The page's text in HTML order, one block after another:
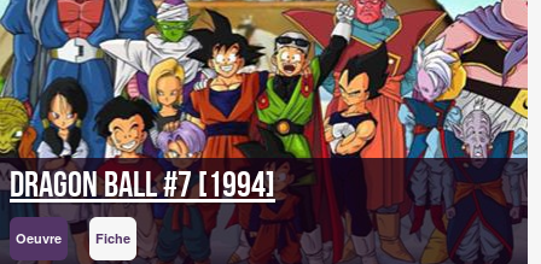
Dragon Ball #7 [1994]
Oeuvre Fiche